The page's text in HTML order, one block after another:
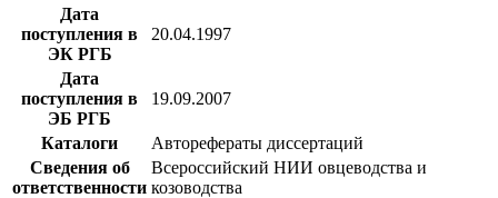
Дата
поступления в
ЭК РГБ
20.04.1997
Дата
поступления в
ЭБ РГБ
19.09.2007
Каталоги
Авторефераты диссертаций
Сведения об
ответственности
Всероссийский НИИ овцеводства и
козоводства